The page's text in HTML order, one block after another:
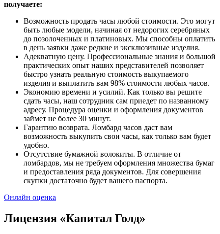
получаете:
Возможность продать часы любой стоимости. Это могут
быть любые модели, начиная от недорогих серебряных
до позолоченных и платиновых. Мы способны оплатить
в день заявки даже редкие и эксклюзивные изделия.
Адекватную цену. Профессиональные знания и большой
практических опыт наших представителей позволяет
быстро узнать реальную стоимость выкупаемого
изделия и выплатить вам 98% стоимости любых часов.
Экономию времени и усилий. Как только вы решите
сдать часы, наш сотрудник сам приедет по названному
адресу. Процедура оценки и оформления документов
займет не более 30 минут.
Гарантию возврата. Ломбард часов даст вам
возможность выкупить свои часы, как только вам будет
удобно.
Отсутствие бумажной волокиты. В отличие от
ломбардов, мы не требуем оформления множества бумаг
и предоставления ряда документов. Для совершения
скупки достаточно будет вашего паспорта.
Онлайн оценка
Лицензия «Капитал Голд»